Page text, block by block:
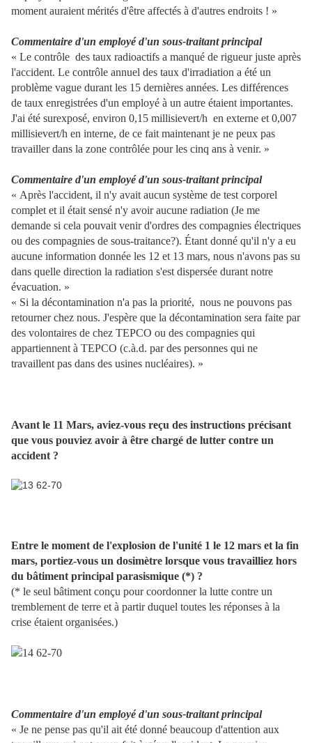
moment auraient mérités d'être affectés à d'autres endroits ! »
Commentaire d'un employé d'un sous-traitant principal
« Le contrôle des taux radioactifs a manqué de rigueur juste après
l'accident. Le contrôle annuel des taux d'irradiation a été un
problème vague durant les 15 dernières années. Les différences
de taux enregistrées d'un employé à un autre étaient importantes.
J'ai été surexposé, environ 0,15 millisievert/h en externe et 0,007
millisievert/h en interne, de ce fait maintenant je ne peux pas
travailler dans la zone contrôlée pour les cinq ans à venir. »
Commentaire d'un employé d'un sous-traitant principal
« Après l'accident, il n'y avait aucun système de test corporel
complet et il était sensé n'y avoir aucune radiation (Je me
demande si cela pouvait venir d'ordres des compagnies électriques
ou des compagnies de sous-traitance?). Étant donné qu'il n'y a eu
aucune information donnée les 12 et 13 mars, nous n'avons pas su
dans quelle direction la radiation s'est dispersée durant notre
évacuation. »
« Si la décontamination n'a pas la priorité, nous ne pouvons pas
retourner chez nous. J'espère que la décontamination sera faite par
des volontaires de chez TEPCO ou des compagnies qui
appartiennent à TEPCO (c.à.d. par des personnes qui ne
travaillent pas dans des usines nucléaires). »
Avant le 11 Mars, aviez-vous reçu des instructions précisant
que vous pouviez avoir à être chargé de lutter contre un
accident ?
Entre le moment de l'explosion de l'unité 1 le 12 mars et la fin
mars, portiez-vous un dosimètre lorsque vous travailliez hors
du bâtiment principal parasismique (*) ?
(* le seul bâtiment conçu pour coordonner la lutte contre un
tremblement de terre et à partir duquel toutes les réponses à la
crise étaient organisées.)
Commentaire d'un employé d'un sous-traitant principal
« Je ne pense pas qu'il ait été donné beaucoup d'attention aux